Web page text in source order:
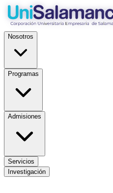
Nosotros
Programas
Admisiones
Servicios
Investigación